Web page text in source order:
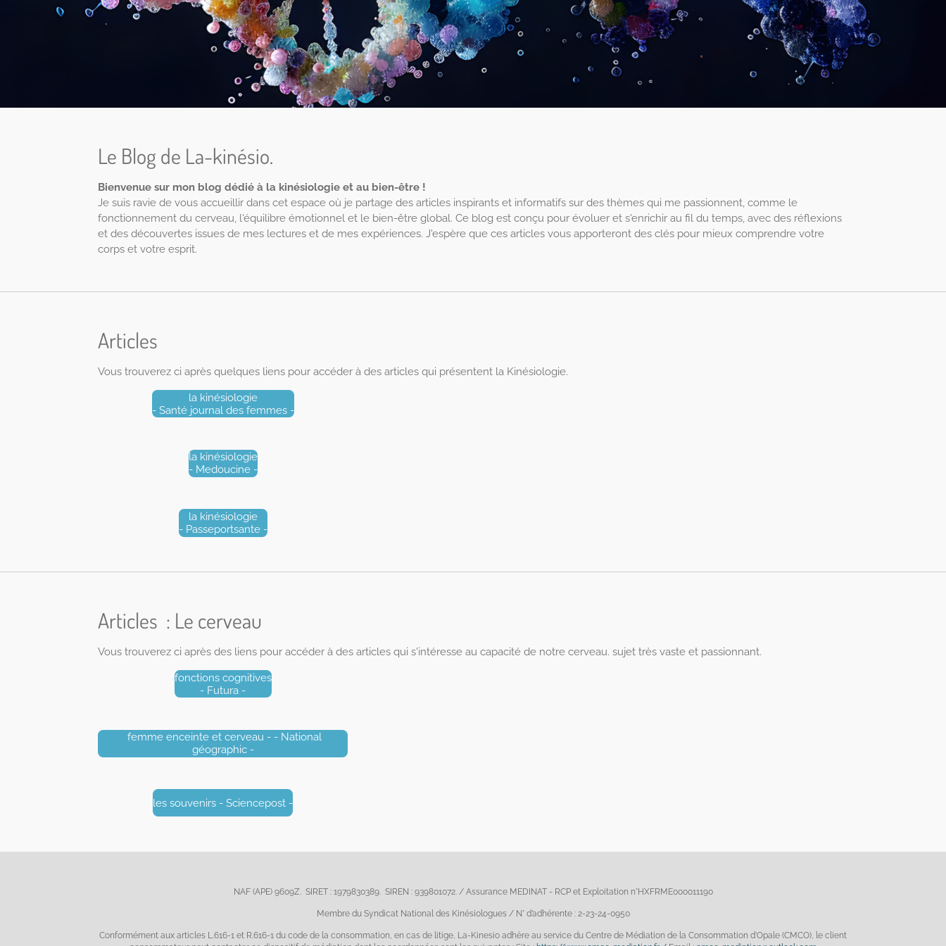
Le Blog de La-kinésio.
Bienvenue sur mon blog dédié à la kinésiologie et au bien-être !
Je suis ravie de vous accueillir dans cet espace où je partage des articles inspirants et informatifs sur des thèmes qui me passionnent, comme le
fonctionnement du cerveau, l'équilibre émotionnel et le bien-être global. Ce blog est conçu pour évoluer et s'enrichir au fil du temps, avec des réflexions
et des découvertes issues de mes lectures et de mes expériences. J'espère que ces articles vous apporteront des clés pour mieux comprendre votre
corps et votre esprit.
Articles
Vous trouverez ci après quelques liens pour accéder à des articles qui présentent la Kinésiologie.
la kinésiologie
- Santé journal des femmes -
la kinésiologie
- Medoucine -
la kinésiologie
- Passeportsante -
Articles : Le cerveau
Vous trouverez ci après des liens pour accéder à des articles qui s'intéresse au capacité de notre cerveau. sujet très vaste et passionnant.
fonctions cognitives
- Futura -
femme enceinte et cerveau - - National
géographic -
les souvenirs - Sciencepost -
NAF (APE) 9609Z. SIRET : 1979830389. SIREN : 939801072. / Assurance MEDINAT - RCP et Exploitation n°HXFRME000011190
Membre du Syndicat National des Kinésiologues / N° d’adhérente : 2-23-24-0950
Conformément aux articles L.616-1 et R.616-1 du code de la consommation, en cas de litige, La-Kinesio adhère au service du Centre de Médiation de la Consommation d’Opale (CMCO), le client